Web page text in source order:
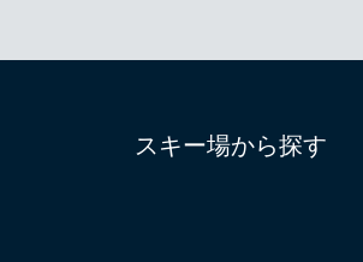
スキー場から探す